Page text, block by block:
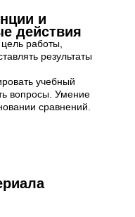
и
действия
работы,
результаты
учебный
вопросы. Умение
сравнений.